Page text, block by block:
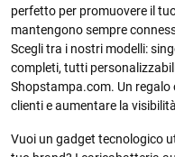
perfetto per promuovere il
mantengono sempre
Scegli tra i nostri modelli:
completi, tutti
Shopstampa.com. Un regalo
clienti e aumentare la
Vuoi un gadget tecnologico